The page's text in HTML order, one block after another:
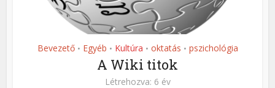
Bevezető • Egyéb • Kultúra • oktatás • pszichológia
A Wiki titok
Létrehozva: 6 év